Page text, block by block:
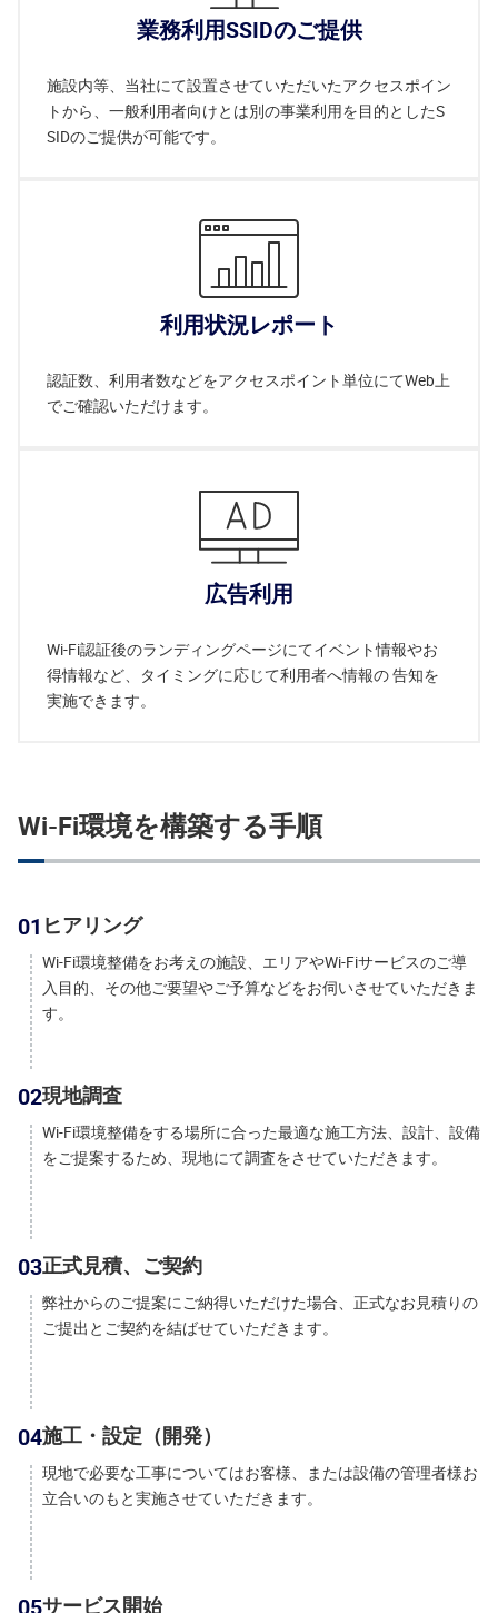
業務利用SSIDのご提供
施設内等、当社にて設置させていただいたアクセスポイン
トから、一般利用者向けとは別の事業利用を目的としたS
SIDのご提供が可能です。
利用状況レポート
認証数、利用者数などをアクセスポイント単位にてWeb上
でご確認いただけます。
広告利用
Wi-Fi認証後のランディングページにてイベント情報やお
得情報など、タイミングに応じて利用者へ情報の 告知を
実施できます。
Wi-Fi環境を構築する手順
01 ヒアリング
Wi-Fi環境整備をお考えの施設、エリアやWi-Fiサービスのご導
入目的、その他ご要望やご予算などをお伺いさせていただきま
す。
02現地調査
Wi-Fi環境整備をする場所に合った最適な施工方法、設計、設備
をご提案するため、現地にて調査をさせていただきます。
03正式見積、ご契約
弊社からのご提案にご納得いただけた場合、正式なお見積りの
ご提出とご契約を結ばせていただきます。
04施工・設定（開発）
現地で必要な工事についてはお客様、または設備の管理者様お
立合いのもと実施させていただきます。
05サービス開始